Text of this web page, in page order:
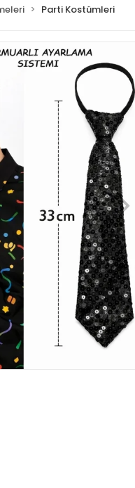
Parti Kostümleri